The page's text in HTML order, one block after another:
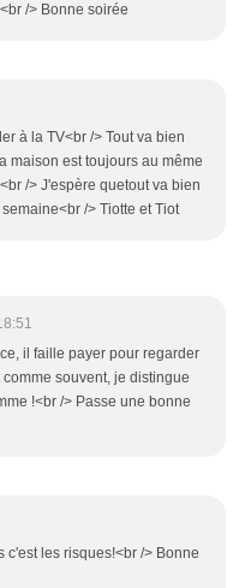
/> Bonne soirée
à la TV<br /> Tout va bien
maison est toujours au même
/> J'espère quetout va bien
/> Tiotte et Tiot
il faille payer pour regarder
souvent, je distingue
!<br /> Passe une bonne
c'est les risques!<br /> Bonne